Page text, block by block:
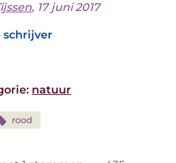
, 17 juni 2017
schrijver
natuur
rood